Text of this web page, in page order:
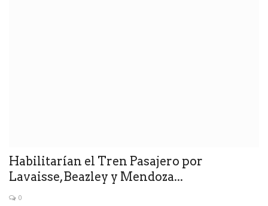
Habilitarían el Tren Pasajero por
Lavaisse,Beazley y Mendoza...
0